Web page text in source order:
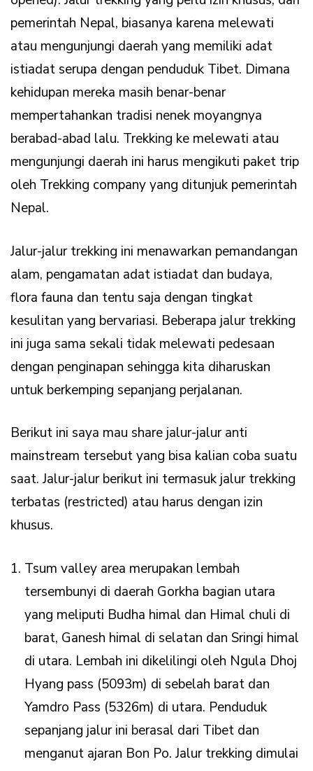
pemerintah Nepal, biasanya karena melewati
atau mengunjungi daerah yang memiliki adat
istiadat serupa dengan penduduk Tibet. Dimana
kehidupan mereka masih benar-benar
mempertahankan tradisi nenek moyangnya
berabad-abad lalu. Trekking ke melewati atau
mengunjungi daerah ini harus mengikuti paket trip
oleh Trekking company yang ditunjuk pemerintah
Nepal.
Jalur-jalur trekking ini menawarkan pemandangan
alam, pengamatan adat istiadat dan budaya,
flora fauna dan tentu saja dengan tingkat
kesulitan yang bervariasi. Beberapa jalur trekking
ini juga sama sekali tidak melewati pedesaan
dengan penginapan sehingga kita diharuskan
untuk berkemping sepanjang perjalanan.
Berikut ini saya mau share jalur-jalur anti
mainstream tersebut yang bisa kalian coba suatu
saat. Jalur-jalur berikut ini termasuk jalur trekking
terbatas (restricted) atau harus dengan izin
khusus.
Tsum valley area merupakan lembah
tersembunyi di daerah Gorkha bagian utara
yang meliputi Budha himal dan Himal chuli di
barat, Ganesh himal di selatan dan Sringi himal
di utara. Lembah ini dikelilingi oleh Ngula Dhoj
Hyang pass (5093m) di sebelah barat dan
Yamdro Pass (5326m) di utara. Penduduk
sepanjang jalur ini berasal dari Tibet dan
menganut ajaran Bon Po. Jalur trekking dimulai